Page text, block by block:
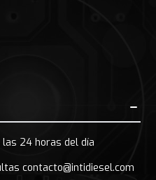
24 horas del día
contacto@intidiesel.com